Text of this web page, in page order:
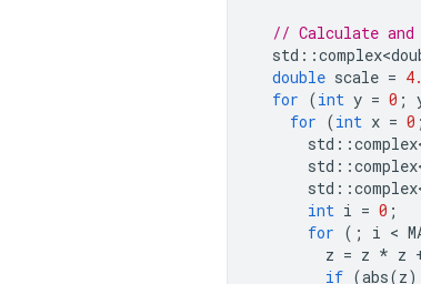
// Calculate and
std ::
double scale =
for (int y = 0 ;
for (int x = 0 ;
std ::
std ::
std ::
int i = 0 ;
for (; i <
z = z * z
if (abs(z)